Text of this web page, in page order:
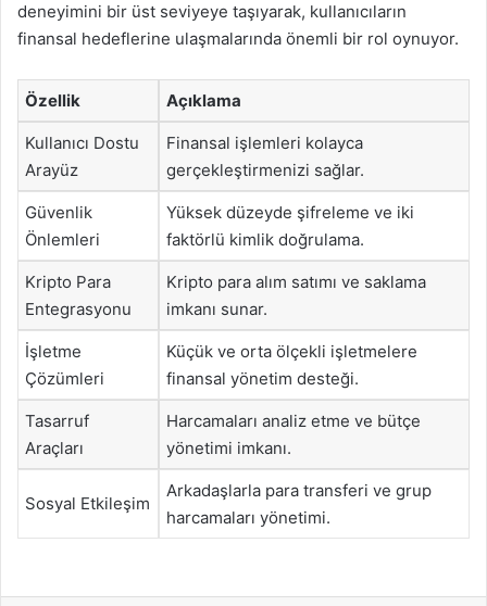
deneyimini bir üst seviyeye taşıyarak, kullanıcıların
finansal hedeflerine ulaşmalarında önemli bir rol oynuyor.
Özellik Açıklama
Kullanıcı Dostu
Arayüz
Finansal işlemleri kolayca
gerçekleştirmenizi sağlar.
Güvenlik
Önlemleri
Yüksek düzeyde şifreleme ve iki
faktörlü kimlik doğrulama.
Kripto Para
Entegrasyonu
Kripto para alım satımı ve saklama
imkanı sunar.
İşletme
Çözümleri
Küçük ve orta ölçekli işletmelere
finansal yönetim desteği.
Tasarruf
Araçları
Harcamaları analiz etme ve bütçe
yönetimi imkanı.
Sosyal Etkileşim
Arkadaşlarla para transferi ve grup
harcamaları yönetimi.